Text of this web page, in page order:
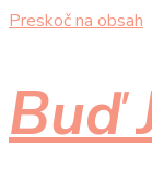
Preskoč na obsah
Buď